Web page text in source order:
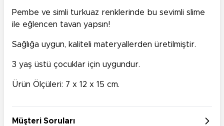
Pembe ve simli turkuaz renklerinde bu sevimli slime
ile eğlencen tavan yapsın!
Sağlığa uygun, kaliteli materyallerden üretilmiştir.
3 yaş üstü çocuklar için uygundur.
Ürün Ölçüleri: 7 x 12 x 15 cm.
Müşteri Soruları